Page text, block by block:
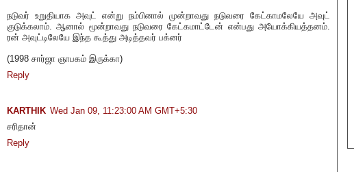
நடுவர் உறுதியாக அவுட் என்று நம்பினால் முன்றாவது நடுவரை கேட்காமலேயே அவுட்
குடுக்கலாம். ஆனால் மூன்றாவது நடுவரை கேட்கமாட்டேன் என்பது அயோக்கியத்தனம்.
ரன் அவுட்டிலேயே இந்த கூத்து அடித்தவர் பக்னர்
(1998 சார்ஜா ஞாபகம் இருக்கா)
Reply
KARTHIK Wed Jan 09, 11:23:00 AM GMT+5:30
சரிதான்
Reply